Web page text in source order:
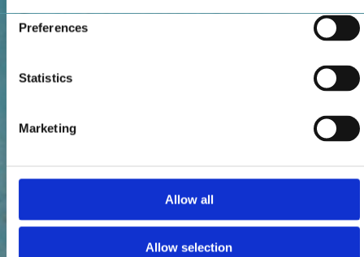
Preferences
Statistics
Marketing
Allow all
Allow selection